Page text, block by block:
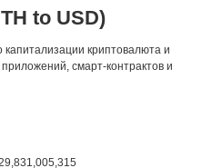
to USD)
криптовалюта и
смарт-контрактов и